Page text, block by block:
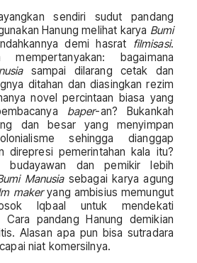
sendiri sudut pandang
Hanung melihat karya Bumi
demi hasrat filmisasi.
bagaimana
sampai dilarang cetak dan
ditahan dan diasingkan rezim
novel percintaan biasa yang
baper-an? Bukankah
dan besar yang menyimpan
sehingga dianggap
direpresi pemerintahan kala itu?
budayawan dan pemikir lebih
Manusiasebagai karya agung
makeryang ambisius memungut
Iqbaal untuk mendekati
Cara pandang Hanung demikian
Alasan apa pun bisa sutradara
niat komersilnya.